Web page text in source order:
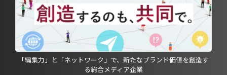
「編集力」と「ネットワーク」で、新たなブランド価値を創造す
る総合メディア企業